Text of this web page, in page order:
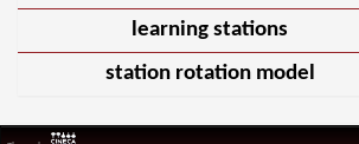
learning stations
station rotation model